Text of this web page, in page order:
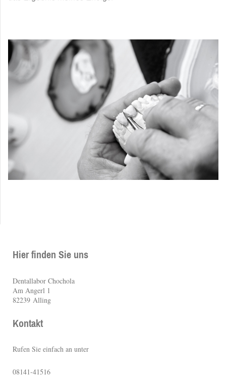
Hier finden Sie uns
Dentallabor Chochola
Am Angerl 1
82239 Alling
Kontakt
Rufen Sie einfach an unter
08141-41516